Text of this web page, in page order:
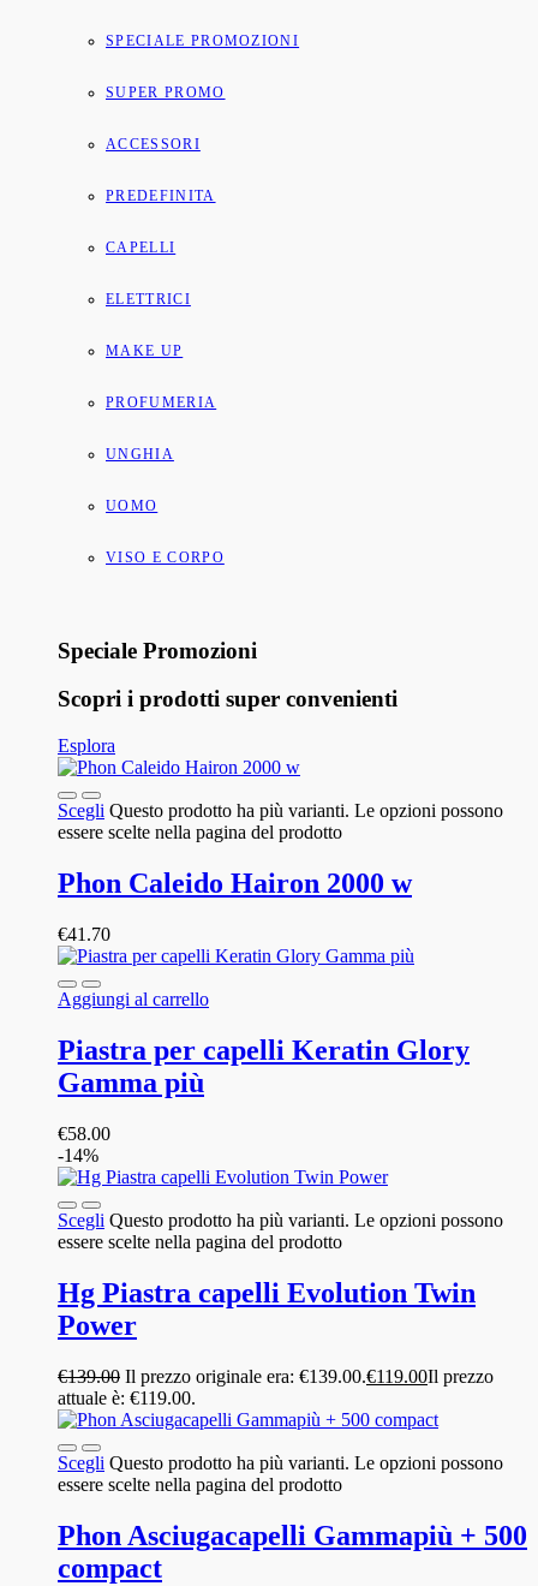
SPECIALE PROMOZIONI
SUPER PROMO
ACCESSORI
PREDEFINITA
CAPELLI
ELETTRICI
MAKE UP
PROFUMERIA
UNGHIA
UOMO
VISO E CORPO
Speciale Promozioni
Scopri i prodotti super convenienti
Esplora
Scegli Questo prodotto ha più varianti. Le opzioni possono
essere scelte nella pagina del prodotto
Phon Caleido Hairon 2000 w
€41.70
Aggiungi al carrello
Piastra per capelli Keratin Glory
Gamma più
€58.00
-14%
Scegli Questo prodotto ha più varianti. Le opzioni possono
essere scelte nella pagina del prodotto
Hg Piastra capelli Evolution Twin
Power
€139.00 Il prezzo originale era: €139.00.€119.00Il prezzo
attuale è: €119.00.
Scegli Questo prodotto ha più varianti. Le opzioni possono
essere scelte nella pagina del prodotto
Phon Asciugacapelli Gammapiù + 500
compact